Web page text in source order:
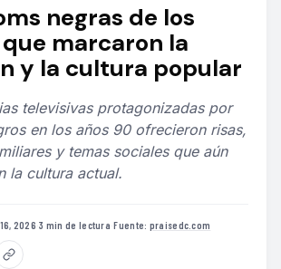
negras de los
marcaron la
y la cultura popular
televisivas protagonizadas por
en los años 90 ofrecieron risas,
y temas sociales que aún
la cultura actual.
2026·3 min de lectura·Fuente: praisedc.com